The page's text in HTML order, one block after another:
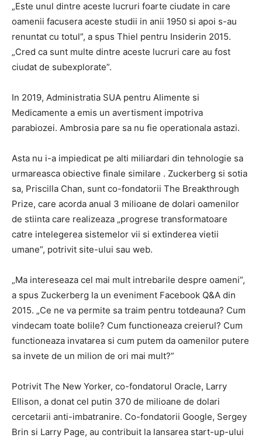
„Este unul dintre aceste lucruri foarte ciudate in care
oamenii facusera aceste studii in anii 1950 si apoi s-au
renuntat cu totul”, a spus Thiel pentru Insiderin 2015.
„Cred ca sunt multe dintre aceste lucruri care au fost
ciudat de subexplorate”.
In 2019, Administratia SUA pentru Alimente si
Medicamente a emis un avertisment impotriva
parabiozei. Ambrosia pare sa nu fie operationala astazi.
Asta nu i-a impiedicat pe alti miliardari din tehnologie sa
urmareasca obiective finale similare . Zuckerberg si sotia
sa, Priscilla Chan, sunt co-fondatorii The Breakthrough
Prize, care acorda anual 3 milioane de dolari oamenilor
de stiinta care realizeaza „progrese transformatoare
catre intelegerea sistemelor vii si extinderea vietii
umane”, potrivit site-ului sau web.
„Ma intereseaza cel mai mult intrebarile despre oameni”,
a spus Zuckerberg la un eveniment Facebook Q&A din
2015. „Ce ne va permite sa traim pentru totdeauna? Cum
vindecam toate bolile? Cum functioneaza creierul? Cum
functioneaza invatarea si cum putem da oamenilor putere
sa invete de un milion de ori mai mult?”
Potrivit The New Yorker, co-fondatorul Oracle, Larry
Ellison, a donat cel putin 370 de milioane de dolari
cercetarii anti-imbatranire. Co-fondatorii Google, Sergey
Brin si Larry Page, au contribuit la lansarea start-up-ului